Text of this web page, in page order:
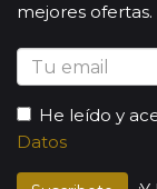
mejores ofertas.
He leído y
Datos